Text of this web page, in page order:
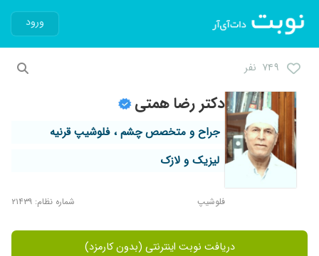
ورود
۷۴۹ نفر
دکتر رضا همتی
جراح و متخصص چشم ، فلوشیپ قرنیه
لیزیک و لازک
فلوشیپ شماره نظام: ۲۱۴۳۹
دریافت نوبت اینترنتی (بدون کارمزد)